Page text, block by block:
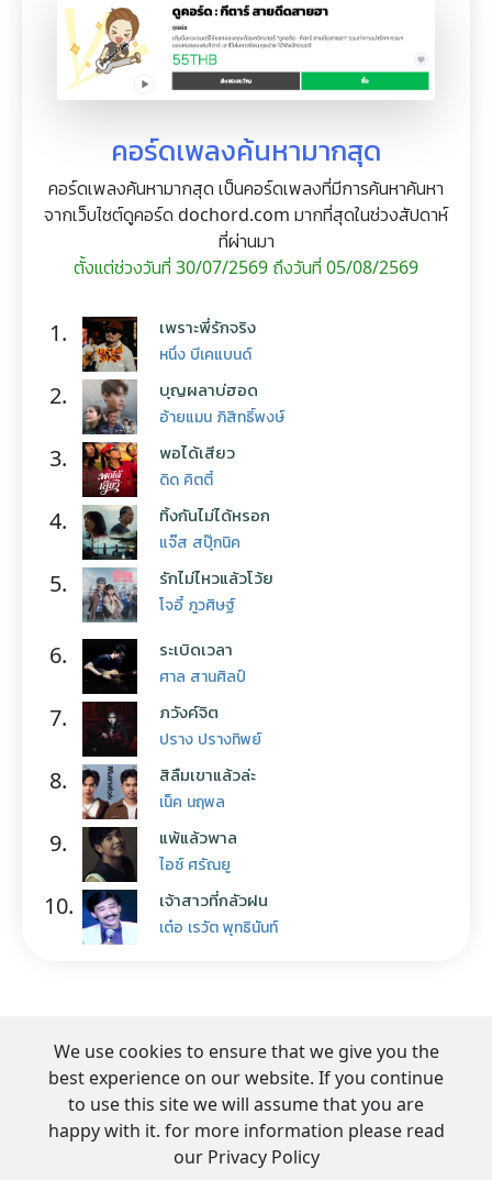
คอร์ดเพลงค้นหามากสุด
คอร์ดเพลงค้นหามากสุด เป็นคอร์ดเพลงที่มีการค้นหาค้นหา
จากเว็บไซต์ดูคอร์ด dochord.com มากที่สุดในช่วงสัปดาห์
ที่ผ่านมา
ตั้งแต่ช่วงวันที่ 30/07/2569 ถึงวันที่ 05/08/2569
1. เพราะพี่รักจริง
หนึ่ง บีเคแบนด์
2. บุญผลาบ่ฮอด
อ้ายแมน ภิสิทธิ์พงษ์
3. พอได้เสียว
ดิด คิตตี้
4. ทิ้งกันไม่ได้หรอก
แจ๊ส สปุ๊กนิค
5. รักไม่ไหวแล้วโว้ย
โจอี้ ภูวศิษฐ์
6. ระเบิดเวลา
ศาล สานศิลป์
7. ภวังค์จิต
ปราง ปรางทิพย์
8. สิลืมเขาแล้วล่ะ
เน็ค นฤพล
9. แพ้แล้วพาล
ไอซ์ ศรัณยู
10. เจ้าสาวที่กลัวฝน
เต๋อ เรวัต พุทธินันท์
We use cookies to ensure that we give you the
best experience on our website. If you continue
to use this site we will assume that you are
happy with it. for more information please read
our Privacy Policy